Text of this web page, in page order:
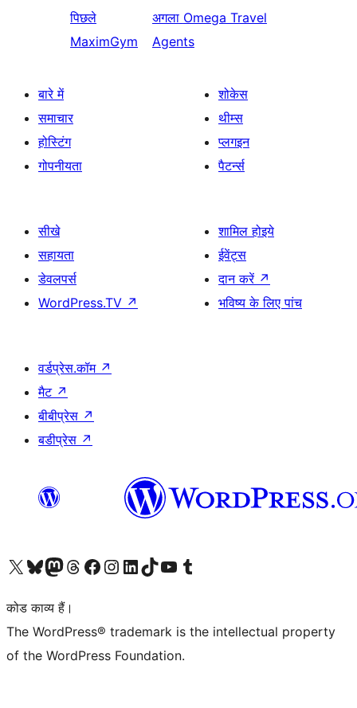
पिछले
MaximGym
अगला Omega Travel
Agents
बारे में
समाचार
होस्टिंग
गोपनीयता
शोकेस
थीम्स
प्लगइन
पैटर्न्स
सीखे
सहायता
डेवलपर्स
WordPress.TV ↗
शामिल होइये
ईवेंट्स
दान करें ↗
भविष्य के लिए पांच
वर्डप्रेस.कॉम ↗
मैट ↗
बीबीप्रेस ↗
बडीप्रेस ↗
Visit our X (formerly Twitter) account
हमारे बलुस्की खाते पर जाएँVisit our Mastodon account
हमारे थ्रेड्स अकाउंट पर जाएंहमारे फेसबुक पेज पर जाएँहमारे इंस्टाग्राम अकाउंट पर जाएंहमारे लिंक्डइन खाते पर जाएँहमारे टिकटॉक खाते पर जाएँहमारे यूट्यूब चैनल पर जाएंहमारे Tumblr खाते पर जाएँ
कोड काव्य हैं।
The WordPress® trademark is the intellectual property
of the WordPress Foundation.